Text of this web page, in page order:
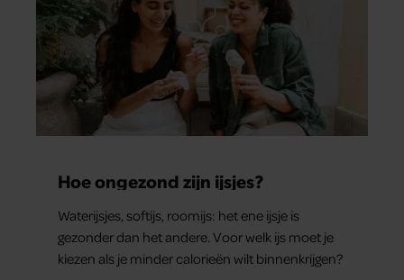
Hoe ongezond zijn ijsjes?
Waterijsjes, softijs, roomijs: het ene ijsje is
gezonder dan het andere. Voor welk ijs moet je
kiezen als je minder calorieën wilt binnenkrijgen?